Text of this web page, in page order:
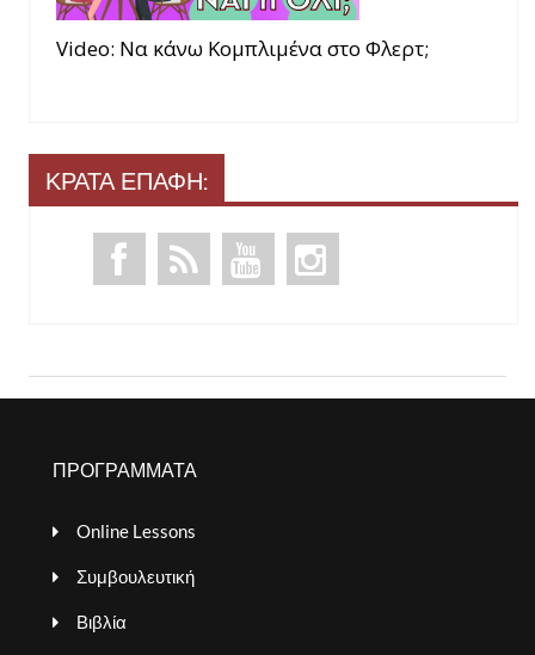
Video: Να κάνω Κομπλιμένα στο Φλερτ;
ΚΡΑΤΑ ΕΠΑΦΗ:
ΠΡΟΓΡΑΜΜΑΤΑ
Online Lessons
Συμβουλευτική
Βιβλία